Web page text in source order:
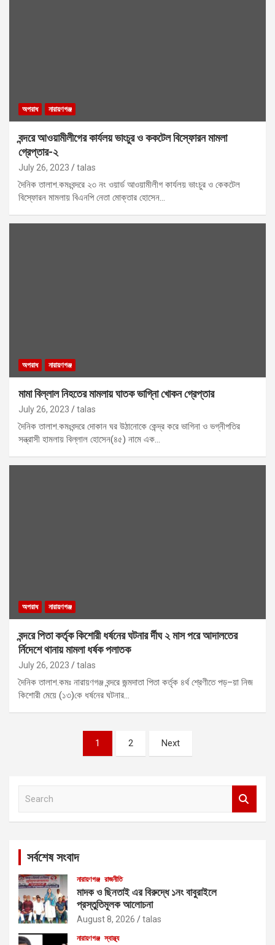
অপরাধ নারায়ণগঞ্জ
বন্দরে আওয়ামীলীগের কার্যলয় ভাংচুর ও ককটেল বিস্ফোরন মামলা
গ্রেপ্তার-২
July 26, 2023 talas
দৈনিক তালাশ.কমঃবন্দরে ২৩ নং ওয়ার্ড আওয়ামীলীগ কার্যলয় ভাংচুর ও কেকটেল
বিস্ফোরন মামলায় বিএনপি নেতা মোক্তার হোসেন…
অপরাধ নারায়ণগঞ্জ
মামা বিল্লাল নিহতের মামলায় ঘাতক ভাগ্নিা খোকন গ্রেপ্তার
July 26, 2023 talas
দৈনিক তালাশ.কমঃবন্দরে দোকান ঘর উঠানোকে কেন্দ্র করে ভাগিনা ও ভগ্নীপতির
সন্ত্রাসী হামলায় বিল্লাল হোসেন(৪৫) নামে এক…
অপরাধ নারায়ণগঞ্জ
বন্দরে পিতা কর্তৃক কিশোরী ধর্ষনের ঘটনার র্দীঘ ২ মাস পরে আদালতের
র্নিদেশে থানায় মামলা ধর্ষক পলাতক
July 26, 2023 talas
দৈনিক তালাশ.কমঃ নারায়ণগঞ্জ বন্দরে জন্মদাতা পিতা কর্তৃক ৪র্থ শ্রেণীতে পড়–য়া নিজ
কিশোরী মেয়ে (১৩)কে ধর্ষনের ঘটনার…
1 2 Next
সর্বশেষ সংবাদ
নারায়ণগঞ্জ রাজনীতি
মাদক ও ছিনতাই এর বিরুদ্ধে ১নং বাবুরাইলে
প্রস্তুতিমূলক আলোচনা
August 8, 2026 talas
নারায়ণগঞ্জ স্বাস্থ্য